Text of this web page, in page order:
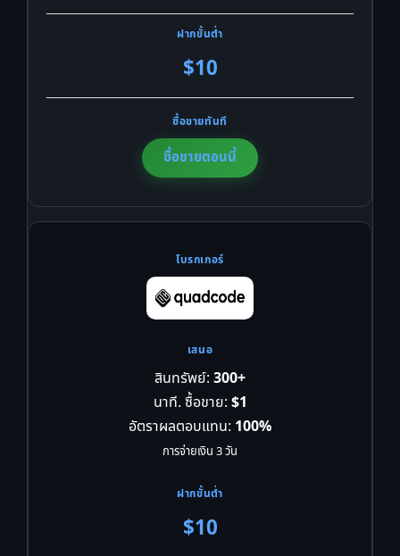
$10
ซื้อขายตอนนี้
สินทรัพย์: 300+
นาที. ซื้อขาย: $1
อัตราผลตอบแทน: 100%
การจ่ายเงิน 3 วัน
$10